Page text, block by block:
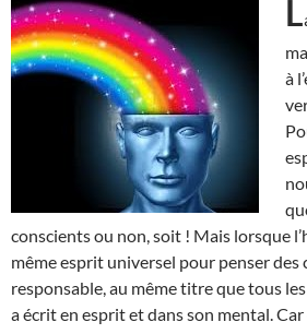
L
à
conscients ou non, soit ! Mais lorsque
même esprit universel pour penser des
responsable, au même titre que tous
a écrit en esprit et dans son mental.